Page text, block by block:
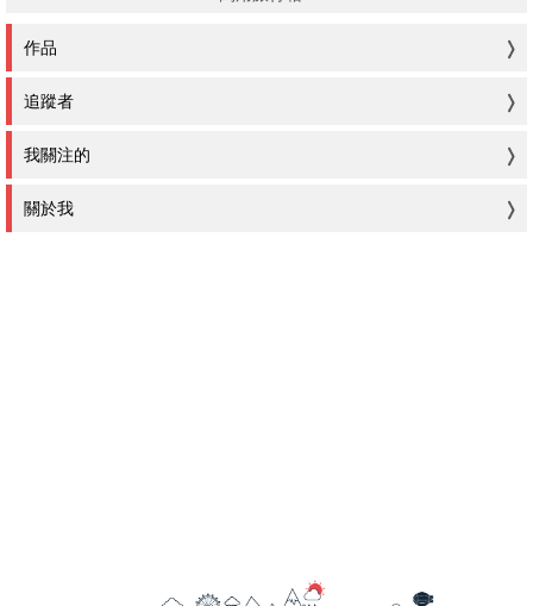
作品
追蹤者
我關注的
關於我